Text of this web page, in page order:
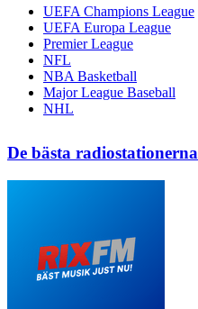
UEFA Champions League
UEFA Europa League
Premier League
NFL
NBA Basketball
Major League Baseball
NHL
De bästa radiostationerna